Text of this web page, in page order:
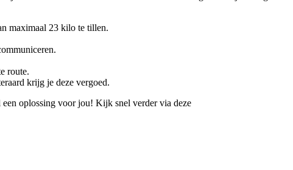
maximaal 23 kilo te tillen.
route.
krijg je deze vergoed.
oplossing voor jou! Kijk snel verder via deze